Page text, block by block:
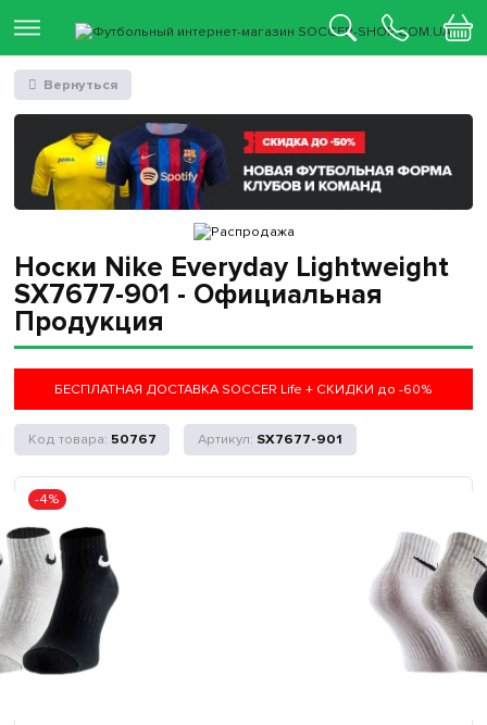
Носки Nike Everyday Lightweight
SX7677-901 - Официальная
Продукция
БЕСПЛАТНАЯ ДОСТАВКА SOCCER Life + СКИДКИ до -60%
50767 SX7677-901
-4%
Вернуться